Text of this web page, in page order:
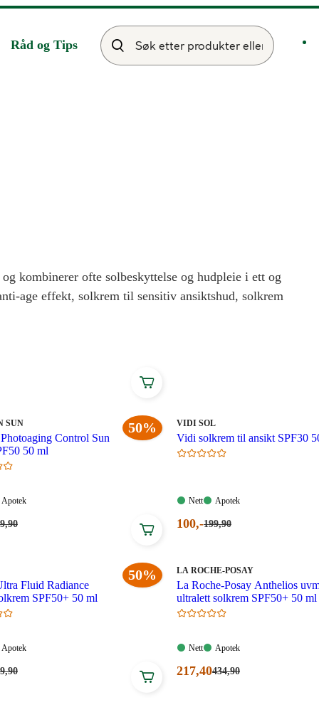
Råd og Tips
kombinerer ofte solbeskyttelse og hudpleie i ett og
age effekt, solkrem til sensitiv ansiktshud, solkrem
50%
SUN
Control Sun
50 ml
Apotek:
Apotek
,90
MERKE:
VIDI SOL
Vidi solkrem til ansikt SPF30
Nett:
Nett
Apotek:
Apotek
Nåværende
kroner.
100,-Førpris:
199,90
50%
Fluid Radiance
SPF50+ 50 ml
Apotek:
Apotek
,90
MERKE:
LA ROCHE-POSAY
La Roche-Posay Anthelios
ultralett solkrem SPF50+ 50 ml
Nett:
Nett
Apotek:
Apotek
Nåværende
217,40Førpris:
434,90